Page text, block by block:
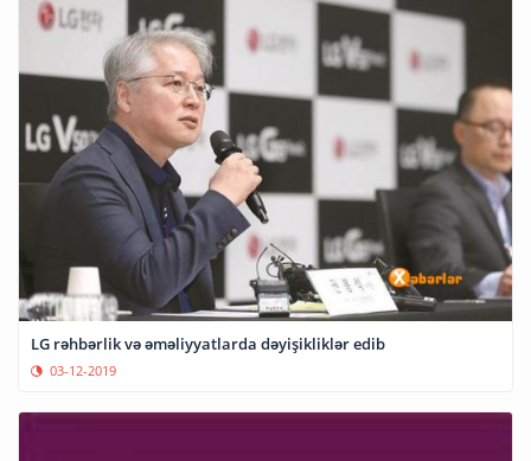
LG rəhbərlik və əməliyyatlarda dəyişikliklər edib
03-12-2019